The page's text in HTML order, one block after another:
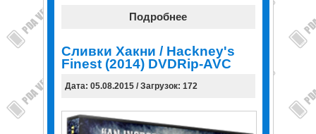
Подробнее
Сливки Хакни / Hackney's
Finest (2014) DVDRip-AVC
Дата: 05.08.2015 / Загрузок: 172